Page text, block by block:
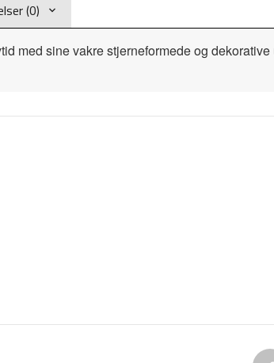
(0)
med sine vakre stjerneformede og